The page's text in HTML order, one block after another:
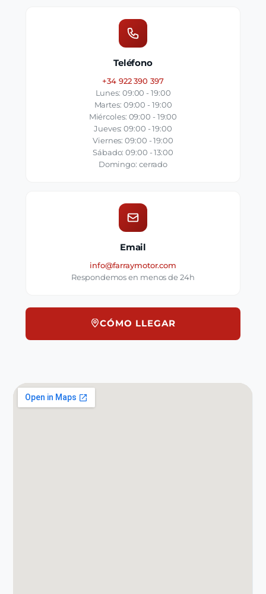
Teléfono
+34 922 390 397
Lunes: 09:00 - 19:00
Martes: 09:00 - 19:00
Miércoles: 09:00 - 19:00
Jueves: 09:00 - 19:00
Viernes: 09:00 - 19:00
Sábado: 09:00 - 13:00
Domingo: cerrado
Email
info@farraymotor.com
Respondemos en menos de 24h
CÓMO LLEGAR